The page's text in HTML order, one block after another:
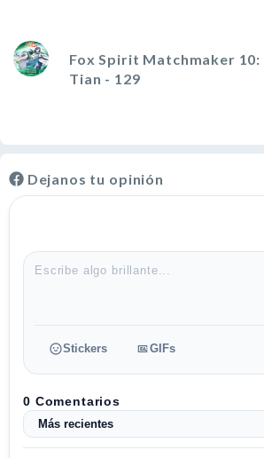
Fox Spirit Matchmaker 10:
Tian - 129
Fox Spirit Matchmaker 10:
Tian - 127
Tian - 126
Fox Spirit Matchmaker 10:
Tian - 125
Dejanos tu opinión